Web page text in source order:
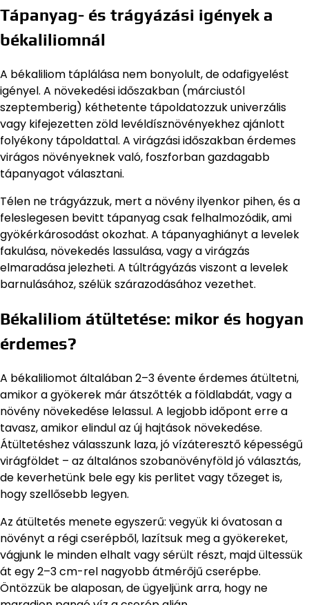
Tápanyag- és trágyázási igények a
békaliliomnál
A békaliliom táplálása nem bonyolult, de odafigyelést
igényel. A növekedési időszakban (márciustól
szeptemberig) kéthetente tápoldatozzuk univerzális
vagy kifejezetten zöld levéldísznövényekhez ajánlott
folyékony tápoldattal. A virágzási időszakban érdemes
virágos növényeknek való, foszforban gazdagabb
tápanyagot választani.
Télen ne trágyázzuk, mert a növény ilyenkor pihen, és a
feleslegesen bevitt tápanyag csak felhalmozódik, ami
gyökérkárosodást okozhat. A tápanyaghiányt a levelek
fakulása, növekedés lassulása, vagy a virágzás
elmaradása jelezheti. A túltrágyázás viszont a levelek
barnulásához, szélük szárazodásához vezethet.
Békaliliom átültetése: mikor és hogyan
érdemes?
A békaliliomot általában 2–3 évente érdemes átültetni,
amikor a gyökerek már átszőtték a földlabdát, vagy a
növény növekedése lelassul. A legjobb időpont erre a
tavasz, amikor elindul az új hajtások növekedése.
Átültetéshez válasszunk laza, jó vízáteresztő képességű
virágföldet – az általános szobanövényföld jó választás,
de keverhetünk bele egy kis perlitet vagy tőzeget is,
hogy szellősebb legyen.
Az átültetés menete egyszerű: vegyük ki óvatosan a
növényt a régi cserépből, lazítsuk meg a gyökereket,
vágjunk le minden elhalt vagy sérült részt, majd ültessük
át egy 2–3 cm-rel nagyobb átmérőjű cserépbe.
Öntözzük be alaposan, de ügyeljünk arra, hogy ne